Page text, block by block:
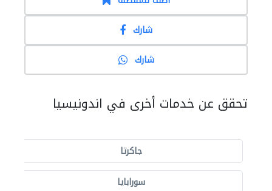
شارك
شارك
تحقق عن خدمات أخرى في اندونيسيا
جاكرتا
سورابايا